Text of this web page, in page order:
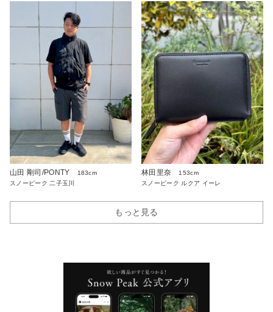
山田 剛司/PONTY
183cm
スノーピーク 二子玉川
林田里奈
153cm
スノーピーク ルクア イーレ
もっと見る